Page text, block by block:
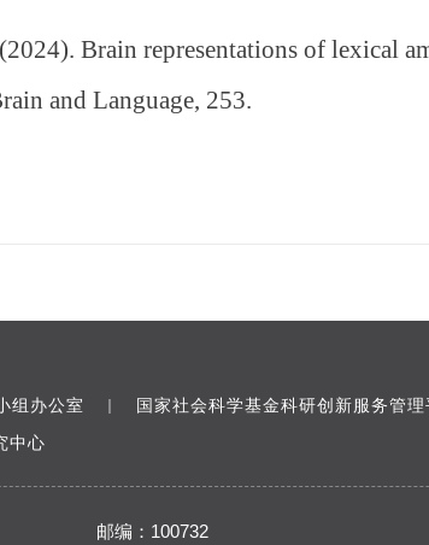
Brain representations of lexical
and Language, 253.
组办公室 国家社会科学基金科研创新服务管理
中心
邮编：100732